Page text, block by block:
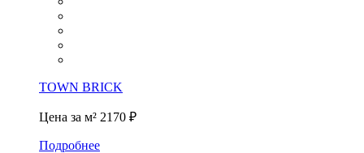
TOWN BRICK
Цена за м² 2170 ₽
Подробнее